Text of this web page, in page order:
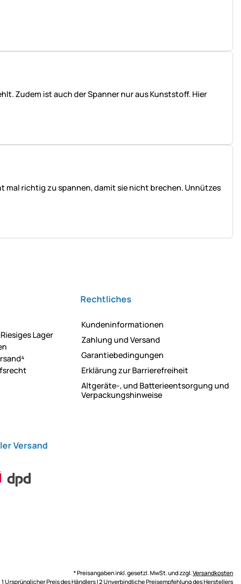
Zudem ist auch der Spanner nur aus Kunststoff. Hier
mal richtig zu spannen, damit sie nicht brechen. Unnützes
Lager
Rechtliches
Kundeninformationen
Zahlung und Versand
Garantiebedingungen
Erklärung zur Barrierefreiheit
Altgeräte-, und Batterieentsorgung und
Verpackungshinweise
Versand
* Preisangaben inkl. gesetzl. MwSt. und zzgl.Versandkosten
1 Ursprünglicher Preis des Händlers | 2 Unverbindliche Preisempfehlung des Herstellers